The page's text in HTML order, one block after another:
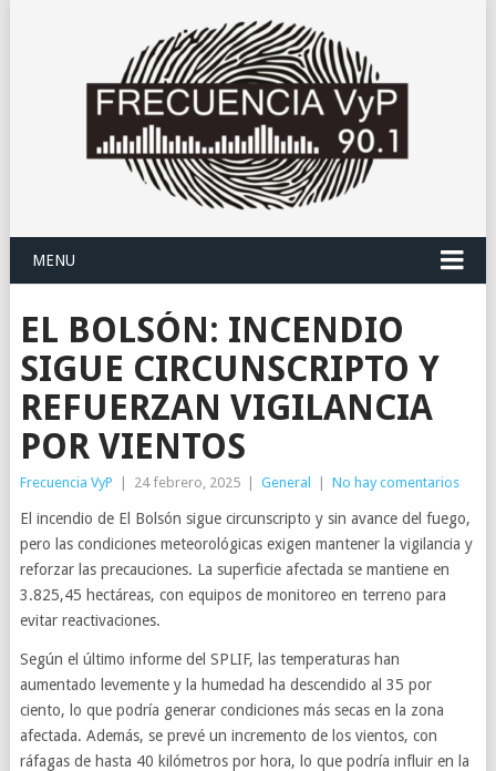
MENU
EL BOLSÓN: INCENDIO
SIGUE CIRCUNSCRIPTO Y
REFUERZAN VIGILANCIA
POR VIENTOS
Frecuencia VyP 24 febrero, 2025 General No hay comentarios
El incendio de El Bolsón sigue circunscripto y sin avance del fuego,
pero las condiciones meteorológicas exigen mantener la vigilancia y
reforzar las precauciones. La superficie afectada se mantiene en
3.825,45 hectáreas, con equipos de monitoreo en terreno para
evitar reactivaciones.
Según el último informe del SPLIF, las temperaturas han
aumentado levemente y la humedad ha descendido al 35 por
ciento, lo que podría generar condiciones más secas en la zona
afectada. Además, se prevé un incremento de los vientos, con
ráfagas de hasta 40 kilómetros por hora, lo que podría influir en la